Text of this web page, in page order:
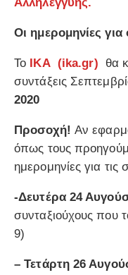
Oι ημερομηνίες
Το ΙΚΑ (ika.gr) θα
συντάξεις
2020
Προσοχή! Αν
όπως τους
ημερομηνίες για τις
-Δευτέρα 24
συνταξιούχους που
9)
– Τετάρτη 26